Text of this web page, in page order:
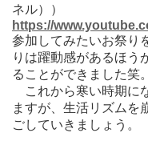
ネル））
https://
参加してみたいお祭り
りは躍動感があるほう
ることができました笑。
これから寒い時期に
ますが、生活リズムを
ごしていきましょう。